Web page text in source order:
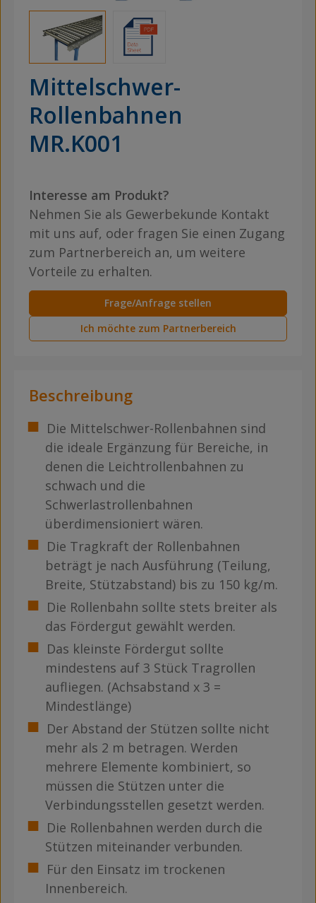
Mittelschwer-
Rollenbahnen
MR.K001
Interesse am Produkt?
Nehmen Sie als Gewerbekunde Kontakt
mit uns auf, oder fragen Sie einen Zugang
zum Partnerbereich an, um weitere
Vorteile zu erhalten.
Frage/Anfrage stellen
Ich möchte zum Partnerbereich
Beschreibung
Die Mittelschwer-Rollenbahnen sind
die ideale Ergänzung für Bereiche, in
denen die Leichtrollenbahnen zu
schwach und die
Schwerlastrollenbahnen
überdimensioniert wären.
Die Tragkraft der Rollenbahnen
beträgt je nach Ausführung (Teilung,
Breite, Stützabstand) bis zu 150 kg/m.
Die Rollenbahn sollte stets breiter als
das Fördergut gewählt werden.
Das kleinste Fördergut sollte
mindestens auf 3 Stück Tragrollen
aufliegen. (Achsabstand x 3 =
Mindestlänge)
Der Abstand der Stützen sollte nicht
mehr als 2 m betragen. Werden
mehrere Elemente kombiniert, so
müssen die Stützen unter die
Verbindungsstellen gesetzt werden.
Die Rollenbahnen werden durch die
Stützen miteinander verbunden.
Für den Einsatz im trockenen
Innenbereich.